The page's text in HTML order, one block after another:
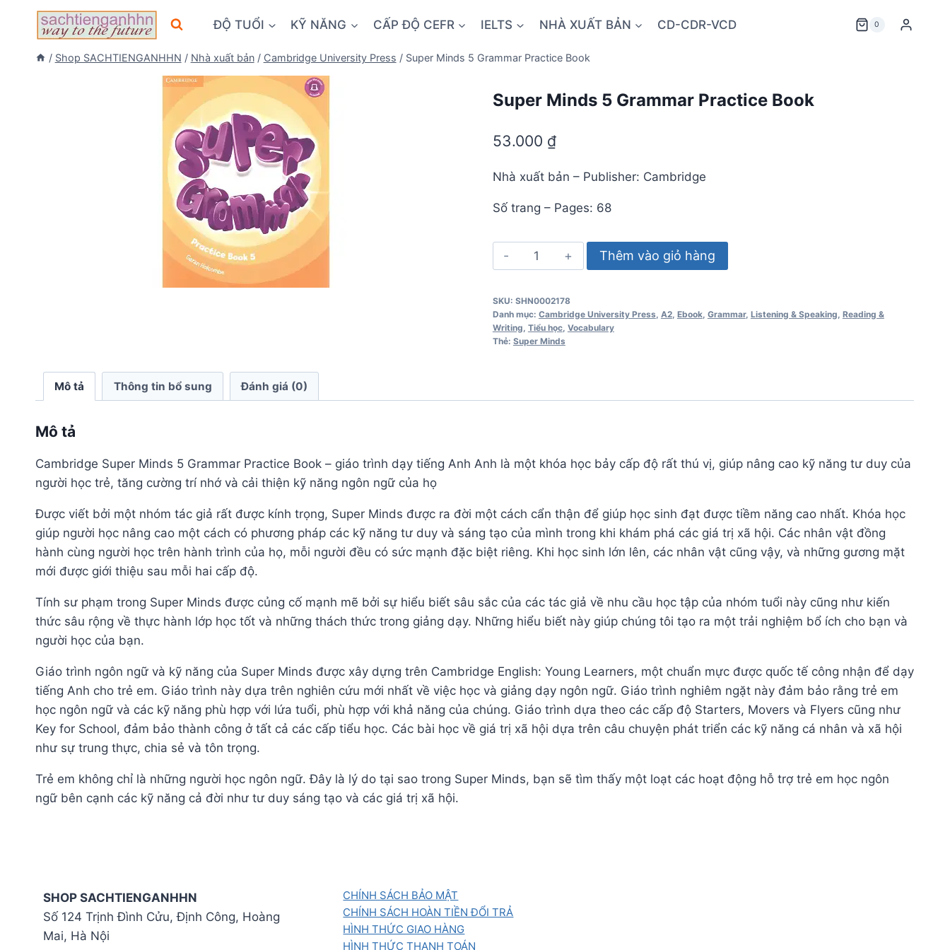
ĐỘ TUỔI KỸ NĂNG CẤP ĐỘ CEFR IELTS NHÀ XUẤT BẢN CD-CDR-VCD 0
/ Shop SACHTIENGANHHN / Nhà xuất bản / Cambridge University Press / Super Minds 5 Grammar Practice Book
Super Minds 5 Grammar Practice Book
53.000 ₫
Nhà xuất bản – Publisher: Cambridge
Số trang – Pages: 68
Super
Minds
Grammar
Practice
Book
Thêm vào giỏ hàng
SKU: SHN0002178
Danh mục: Cambridge University Press A2, Ebook, Grammar, Listening & Speaking Reading &
Writing Tiểu học, Vocabulary
Thẻ: Super Minds
Mô tả Thông tin bổ sung Đánh giá (0)
Mô tả
Cambridge Super Minds 5 Grammar Practice Book – giáo trình dạy tiếng Anh Anh là một khóa học bảy cấp độ rất thú vị, giúp nâng cao kỹ năng tư duy của
người học trẻ, tăng cường trí nhớ và cải thiện kỹ năng ngôn ngữ của họ
Được viết bởi một nhóm tác giả rất được kính trọng, Super Minds được ra đời một cách cẩn thận để giúp học sinh đạt được tiềm năng cao nhất. Khóa học
giúp người học nâng cao một cách có phương pháp các kỹ năng tư duy và sáng tạo của mình trong khi khám phá các giá trị xã hội. Các nhân vật đồng
hành cùng người học trên hành trình của họ, mỗi người đều có sức mạnh đặc biệt riêng. Khi học sinh lớn lên, các nhân vật cũng vậy, và những gương mặt
mới được giới thiệu sau mỗi hai cấp độ.
Tính sư phạm trong Super Minds được củng cố mạnh mẽ bởi sự hiểu biết sâu sắc của các tác giả về nhu cầu học tập của nhóm tuổi này cũng như kiến ​​
thức sâu rộng về thực hành lớp học tốt và những thách thức trong giảng dạy. Những hiểu biết này giúp chúng tôi tạo ra một trải nghiệm bổ ích cho bạn và
người học của bạn.
Giáo trình ngôn ngữ và kỹ năng của Super Minds được xây dựng trên Cambridge English: Young Learners, một chuẩn mực được quốc tế công nhận để dạy
tiếng Anh cho trẻ em. Giáo trình này dựa trên nghiên cứu mới nhất về việc học và giảng dạy ngôn ngữ. Giáo trình nghiêm ngặt này đảm bảo rằng trẻ em
học ngôn ngữ và các kỹ năng phù hợp với lứa tuổi, phù hợp với khả năng của chúng. Giáo trình dựa theo các cấp độ Starters, Movers và Flyers cũng như
Key for School, đảm bảo thành công ở tất cả các cấp tiểu học. Các bài học về giá trị xã hội dựa trên câu chuyện phát triển các kỹ năng cá nhân và xã hội
như sự trung thực, chia sẻ và tôn trọng.
Trẻ em không chỉ là những người học ngôn ngữ. Đây là lý do tại sao trong Super Minds, bạn sẽ tìm thấy một loạt các hoạt động hỗ trợ trẻ em học ngôn
ngữ bên cạnh các kỹ năng cả đời như tư duy sáng tạo và các giá trị xã hội.
SHOP SACHTIENGANHHN
Số 124 Trịnh Đình Cửu, Định Công, Hoàng
Mai, Hà Nội
CHÍNH SÁCH BẢO MẬT
CHÍNH SÁCH HOÀN TIỀN ĐỔI TRẢ
HÌNH THỨC GIAO HÀNG
HÌNH THỨC THANH TOÁN